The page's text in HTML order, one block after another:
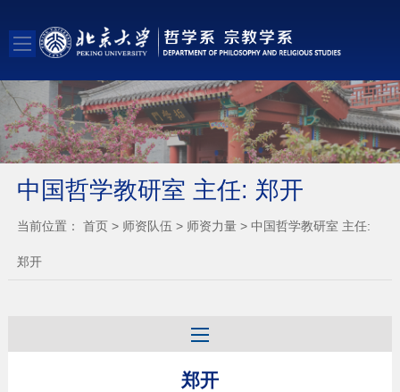
中国哲学教研室 主任: 郑开
当前位置： 首页> 师资队伍 > 师资力量> 中国哲学教研室 主任:
郑开
郑开